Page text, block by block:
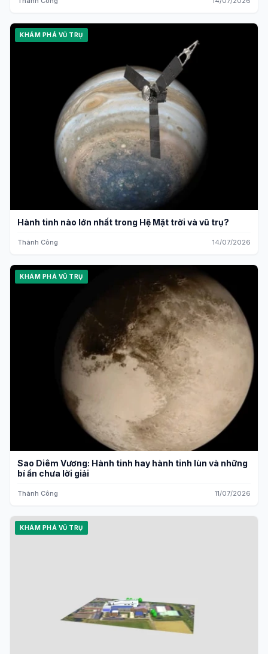
KHÁM PHÁ VŨ TRỤ
Hành tinh nào lớn nhất trong Hệ Mặt trời và vũ trụ?
Thành Công 14/07/2026
KHÁM PHÁ VŨ TRỤ
Sao Diêm Vương: Hành tinh hay hành tinh lùn và những
bí ẩn chưa lời giải
Thành Công 11/07/2026
KHÁM PHÁ VŨ TRỤ